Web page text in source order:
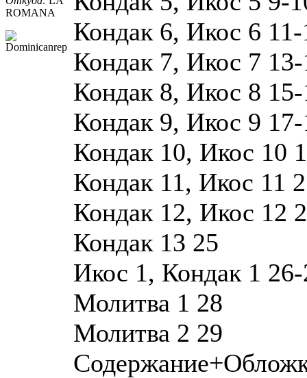
ROMANA
Кондак 6, Икос 6
Кондак 7, Икос 7
Кондак 8, Икос 8
Кондак 9, Икос 9
Кондак 10, Икос 10
Кондак 11, Икос 11
Кондак 12, Икос 12
Кондак 13 25
Икос 1, Кондак 1
Молитва 1 28
Молитва 2 29